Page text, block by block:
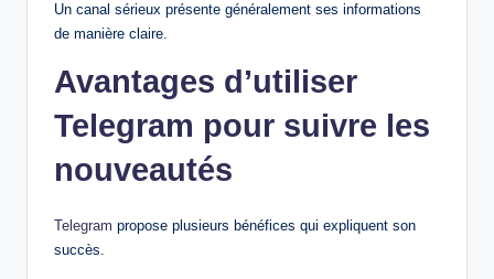
Un canal sérieux présente généralement ses informations
de manière claire.
Avantages d’utiliser
Telegram pour suivre les
nouveautés
Telegram propose plusieurs bénéfices qui expliquent son
succès.